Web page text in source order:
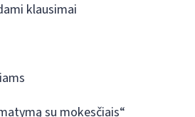
klausimai
su mokesčiais“